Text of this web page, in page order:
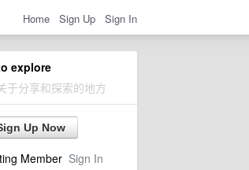
Home Sign Up Sign In
explore
于分享和探索的地方
Up Now
Member Sign In